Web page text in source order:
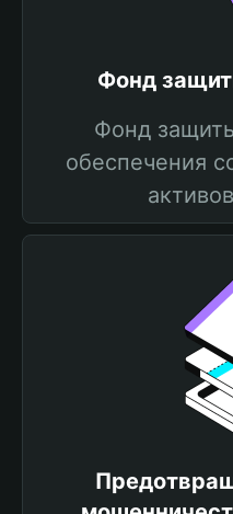
Фонд
Фонд
обеспечения